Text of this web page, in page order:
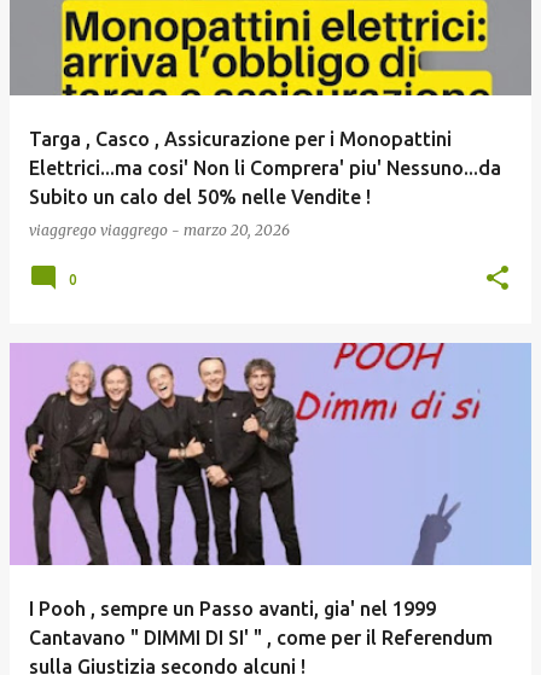
Targa , Casco , Assicurazione per i Monopattini
Elettrici...ma cosi' Non li Comprera' piu' Nessuno...da
Subito un calo del 50% nelle Vendite !
viaggrego viaggrego - marzo 20, 2026
0
I Pooh , sempre un Passo avanti, gia' nel 1999
Cantavano " DIMMI DI SI' " , come per il Referendum
sulla Giustizia secondo alcuni !